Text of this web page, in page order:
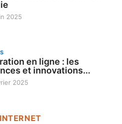
2025
en ligne : les
et innovations...
2025